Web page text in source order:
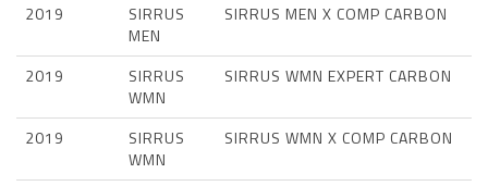
2019
SIRRUS
MEN
SIRRUS MEN X COMP CARBON
2019
SIRRUS
WMN
SIRRUS WMN EXPERT CARBON
2019
SIRRUS
WMN
SIRRUS WMN X COMP CARBON